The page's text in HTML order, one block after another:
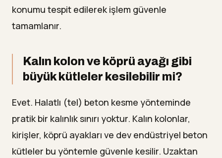
konumu tespit edilerek işlem güvenle
tamamlanır.
Kalın kolon ve köprü ayağı gibi
büyük kütleler kesilebilir mi?
Evet. Halatlı (tel) beton kesme yönteminde
pratik bir kalınlık sınırı yoktur. Kalın kolonlar,
kirişler, köprü ayakları ve dev endüstriyel beton
kütleler bu yöntemle güvenle kesilir. Uzaktan